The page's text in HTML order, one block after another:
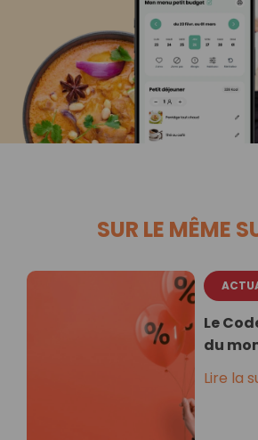
SUR LE MÊME
Le
du
Lire la